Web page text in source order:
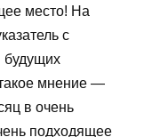
место! На
с
будущих
мнение —
в очень
подходящее